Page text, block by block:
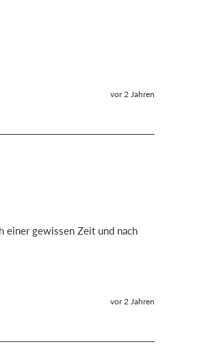
vor 2 Jahren
einer gewissen Zeit und nach
vor 2 Jahren